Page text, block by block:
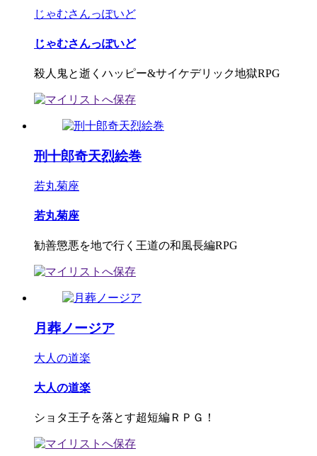
じゃむさんっぽいど
じゃむさんっぽいど
殺人鬼と逝くハッピー&サイケデリック地獄RPG
刑十郎奇天烈絵巻
若丸菊座
若丸菊座
勧善懲悪を地で行く王道の和風長編RPG
月葬ノージア
大人の道楽
大人の道楽
ショタ王子を落とす超短編ＲＰＧ！